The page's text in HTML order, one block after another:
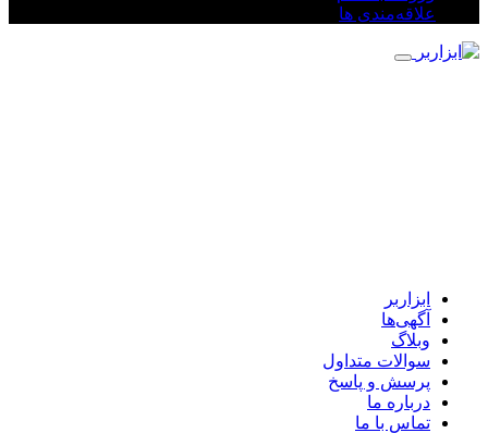
علاقه‌مندی ها
ابزاربر
آگهی‌ها
وبلاگ
سوالات متداول
پرسش و پاسخ
درباره ما
تماس با ما